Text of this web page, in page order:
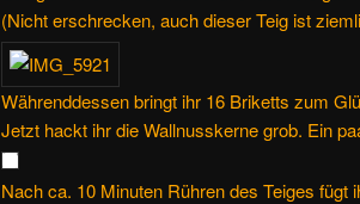
(Nicht erschrecken, auch dieser Teig ist
Währenddessen bringt ihr 16 Briketts zum
Jetzt hackt ihr die Wallnusskerne grob. Ein
Nach ca. 10 Minuten Rühren des Teiges fügt